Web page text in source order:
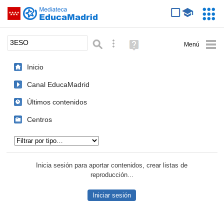
Saltar navegación
Palabra o frase: Búsqueda avanzada
Ayuda
(en
Inicio
Canal EducaMadrid
Últimos contenidos
Centros
Inicia sesión para aportar contenidos, crear listas de
reproducción...
Iniciar sesión